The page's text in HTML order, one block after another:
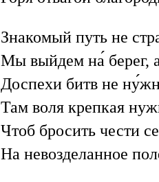
Знакомый путь не
Мы выйдем на́ берег,
Доспехи битв не
Там воля крепкая
Чтоб бросить чести
На невозделанное